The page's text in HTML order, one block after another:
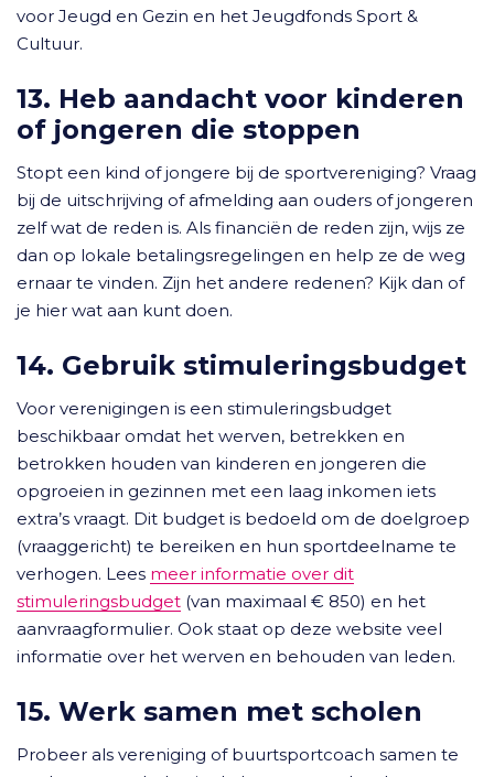
voor Jeugd en Gezin en het Jeugdfonds Sport &
Cultuur.
13. Heb aandacht voor kinderen
of jongeren die stoppen
Stopt een kind of jongere bij de sportvereniging? Vraag
bij de uitschrijving of afmelding aan ouders of jongeren
zelf wat de reden is. Als financiën de reden zijn, wijs ze
dan op lokale betalingsregelingen en help ze de weg
ernaar te vinden. Zijn het andere redenen? Kijk dan of
je hier wat aan kunt doen.
14. Gebruik stimuleringsbudget
Voor verenigingen is een stimuleringsbudget
beschikbaar omdat het werven, betrekken en
betrokken houden van kinderen en jongeren die
opgroeien in gezinnen met een laag inkomen iets
extra’s vraagt. Dit budget is bedoeld om de doelgroep
(vraaggericht) te bereiken en hun sportdeelname te
verhogen. Lees meer informatie over dit
stimuleringsbudget (van maximaal € 850) en het
aanvraagformulier. Ook staat op deze website veel
informatie over het werven en behouden van leden.
15. Werk samen met scholen
Probeer als vereniging of buurtsportcoach samen te